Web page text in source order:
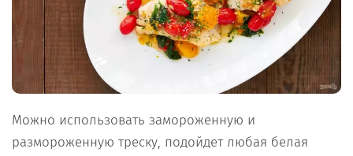
Можно использовать замороженную и
размороженную треску, подойдет любая белая